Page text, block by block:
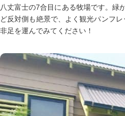
八丈富士の7合目にある牧場です。緑
ど反対側も絶景で、よく観光パンフ
非足を運んでみてください！